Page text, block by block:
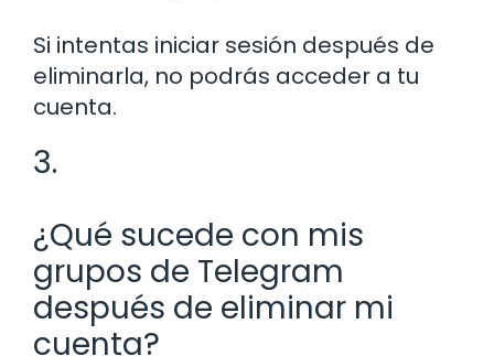
Si intentas iniciar sesión después de
eliminarla, no podrás acceder a tu
cuenta.
3.
¿Qué sucede con mis
grupos de Telegram
después de eliminar mi
cuenta?